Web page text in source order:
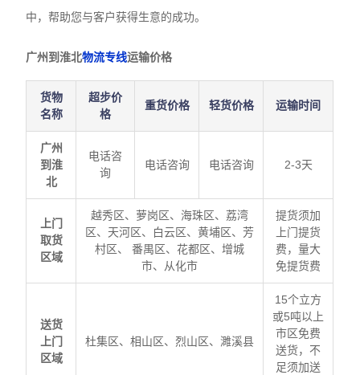
中，帮助您与客户获得生意的成功。
广州到淮北物流专线运输价格
货物
名称
超步价
格
重货价格 轻货价格 运输时间
广州
到淮
北
电话咨
询
电话咨询 电话咨询 2-3天
上门
取货
区域
越秀区、萝岗区、海珠区、荔湾
区、天河区、白云区、黄埔区、芳
村区、 番禺区、花都区、增城
市、从化市
提货须加
上门提货
费，量大
免提货费
送货
上门
区域
杜集区、相山区、烈山区、濉溪县
15个立方
或5吨以上
市区免费
送货，不
足须加送